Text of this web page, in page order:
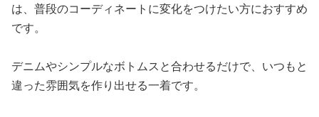
は、普段のコーディネートに変化をつけたい方におすすめ
です。
デニムやシンプルなボトムスと合わせるだけで、いつもと
違った雰囲気を作り出せる一着です。